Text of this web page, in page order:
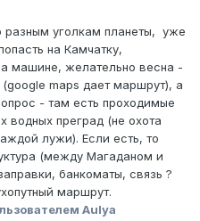
разным уголкам планеты, уже
на Камчатку,
машине, желательно весна -
maps дает маршрут), а
- там есть проходимые
водных преград (не охота
лужи). Если есть, то
(между Магаданом и
банкоматы, связь ?
маршрут.
Aulya